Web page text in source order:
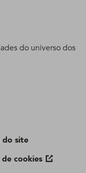
do site
cookies
do universo dos